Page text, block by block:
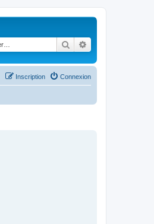
Rechercher
Connexion
Inscription